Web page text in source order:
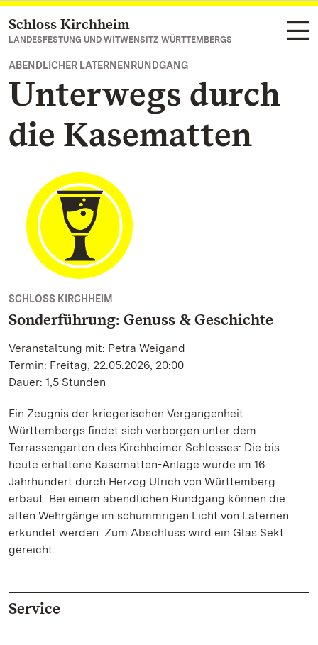
Zum Hauptinhalt springen
Schloss Kirchheim
LANDESFESTUNG UND WITWENSITZ WÜRTTEMBERGS
ABENDLICHER LATERNENRUNDGANG
Unterwegs durch
die Kasematten
SCHLOSS KIRCHHEIM
Sonderführung: Genuss & Geschichte
Veranstaltung mit: Petra Weigand
Termin: Freitag, 22.05.2026, 20:00
Dauer: 1,5 Stunden
Ein Zeugnis der kriegerischen Vergangenheit
Württembergs findet sich verborgen unter dem
Terrassengarten des Kirchheimer Schlosses: Die bis
heute erhaltene Kasematten-Anlage wurde im 16.
Jahrhundert durch Herzog Ulrich von Württemberg
erbaut. Bei einem abendlichen Rundgang können die
alten Wehrgänge im schummrigen Licht von Laternen
erkundet werden. Zum Abschluss wird ein Glas Sekt
gereicht.
Service